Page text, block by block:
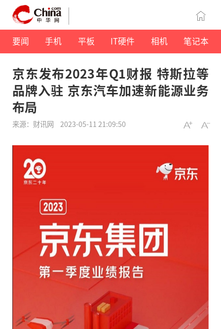
要闻 手机 平板 IT硬件 相机 笔记本
京东发布2023年Q1财报 特斯拉等
品牌入驻 京东汽车加速新能源业务
布局
来源：财讯网 2023-05-11 21:09:50